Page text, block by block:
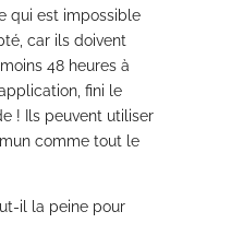
qui est impossible
car ils doivent
48 heures à
fini le
! Ils peuvent utiliser
comme tout le
il la peine pour